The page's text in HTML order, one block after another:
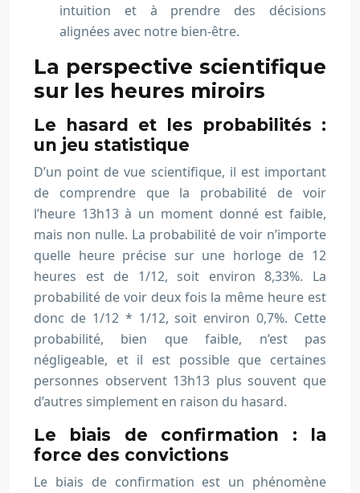
intuition et à prendre des décisions
alignées avec notre bien-être.
La perspective scientifique
sur les heures miroirs
Le hasard et les probabilités :
un jeu statistique
D’un point de vue scientifique, il est important
de comprendre que la probabilité de voir
l’heure 13h13 à un moment donné est faible,
mais non nulle. La probabilité de voir n’importe
quelle heure précise sur une horloge de 12
heures est de 1/12, soit environ 8,33%. La
probabilité de voir deux fois la même heure est
donc de 1/12 * 1/12, soit environ 0,7%. Cette
probabilité, bien que faible, n’est pas
négligeable, et il est possible que certaines
personnes observent 13h13 plus souvent que
d’autres simplement en raison du hasard.
Le biais de confirmation : la
force des convictions
Le biais de confirmation est un phénomène